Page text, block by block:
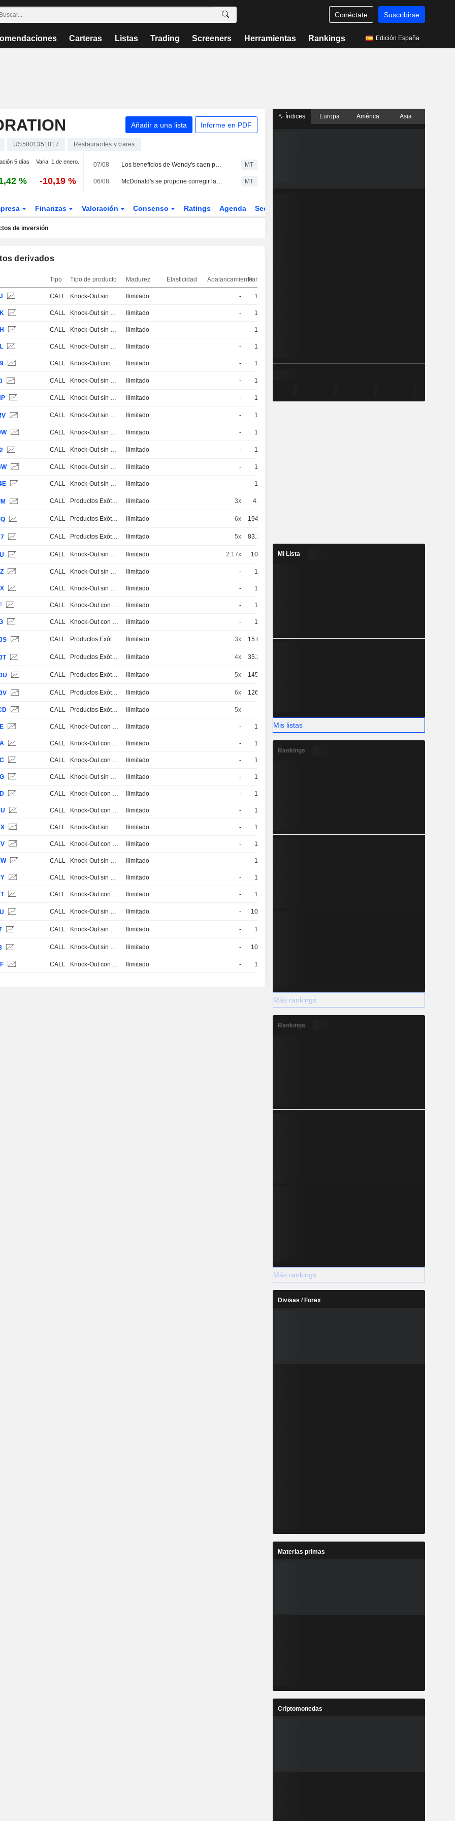
Conéctate Suscribirse
Carteras Listas Trading Screeners Herramientas Rankings Edición España
Añadir a una lista Informe en PDF
US5801351017 Restaurantes y bares
5 días Varia. 1 de enero.
% -10,19 %
07/08 Los beneficios de Wendy's caen por el descenso del tráfico de clientes; la cadena de comida rápida retira sus previsiones MT
06/08 McDonald's se propone corregir la debilidad de sus ventas comparables en Estados Unidos, según Oppenheimer MT
Finanzas Valoración Consenso Ratings Agenda Sector
de inversión
derivados
Tipo Tipo de producto Madurez Elasticidad ApalancamientoParidad
CALL Knock-Out sin Stop Loss Ilimitado - 10
CALL Knock-Out sin Stop Loss Ilimitado - 10
CALL Knock-Out sin Stop Loss Ilimitado - 10
CALL Knock-Out sin Stop Loss Ilimitado - 10
CALL Knock-Out con Stop Loss Ilimitado - 10 11,51EUR
CALL Knock-Out sin Stop Loss Ilimitado - 10
CALL Knock-Out sin Stop Loss Ilimitado - 10
CALL Knock-Out sin Stop Loss Ilimitado - 10
CALL Knock-Out sin Stop Loss Ilimitado - 10
CALL Knock-Out sin Stop Loss Ilimitado - 10
CALL Knock-Out sin Stop Loss Ilimitado - 10
CALL Knock-Out sin Stop Loss Ilimitado - 10
CALL Productos Exóticos Ilimitado 3x 4.4
CALL Productos Exóticos Ilimitado 6x 194.39
CALL Productos Exóticos Ilimitado 5x 83.155
CALL Knock-Out sin Stop Loss Ilimitado 2.17x 100 1.09 / 1.1
CALL Knock-Out sin Stop Loss Ilimitado - 10
CALL Knock-Out sin Stop Loss Ilimitado - 10
CALL Knock-Out con Stop Loss Ilimitado - 10
CALL Knock-Out con Stop Loss Ilimitado - 10
CALL Productos Exóticos Ilimitado 3x 15.621 4,970EUR
CALL Productos Exóticos Ilimitado 4x 35.233
CALL Productos Exóticos Ilimitado 5x 145.39
CALL Productos Exóticos Ilimitado 6x 1261.766
CALL Productos Exóticos Ilimitado 5x
CALL Knock-Out con Stop Loss Ilimitado - 10 10,51
CALL Knock-Out con Stop Loss Ilimitado - 10
CALL Knock-Out con Stop Loss Ilimitado - 10
CALL Knock-Out sin Stop Loss Ilimitado - 10
CALL Knock-Out con Stop Loss Ilimitado - 10
CALL Knock-Out con Stop Loss Ilimitado - 10
CALL Knock-Out sin Stop Loss Ilimitado - 10
CALL Knock-Out con Stop Loss Ilimitado - 10
CALL Knock-Out sin Stop Loss Ilimitado - 10
CALL Knock-Out sin Stop Loss Ilimitado - 10
CALL Knock-Out con Stop Loss Ilimitado - 10
CALL Knock-Out sin Stop Loss Ilimitado - 100
CALL Knock-Out sin Stop Loss Ilimitado - 10
CALL Knock-Out sin Stop Loss Ilimitado - 100
CALL Knock-Out con Stop Loss Ilimitado - 10
Índices Europa América Asia
Mi Lista
Mis listas
Rankings
Más rankings
Rankings
Más rankings
Divisas / Forex
Materias primas
Criptomonedas